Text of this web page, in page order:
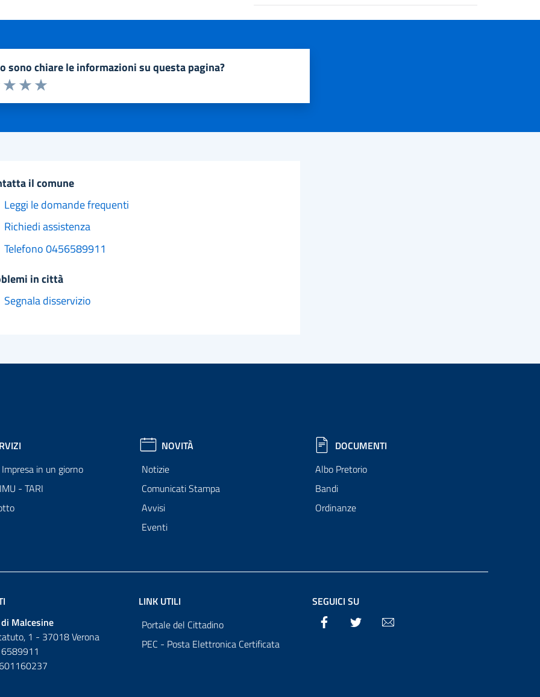
sono chiare le informazioni su questa pagina?
1 a 5 stelle la pagina
Valuta 5 stelle su 5
Valuta 4 stelle su 5
Valuta 3 stelle su 5
2 stelle su 5
stelle su 5
il comune
Leggi le domande frequenti
Richiedi assistenza
Telefono 0456589911
in città
Segnala disservizio
in un giorno
- TARI
NOVITÀ
Notizie
Comunicati Stampa
Avvisi
Eventi
DOCUMENTI
Albo Pretorio
Bandi
Ordinanze
Malcesine
1 - 37018 Verona
LINK UTILI
Portale del Cittadino
PEC - Posta Elettronica Certificata
SEGUICI SU
Facebook Twitter